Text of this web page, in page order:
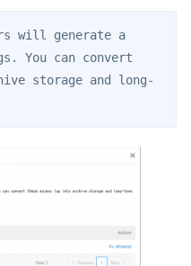
will generate a
You can convert
storage and long-